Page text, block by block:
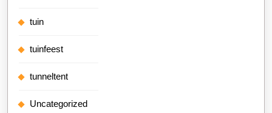
tuin
tuinfeest
tunneltent
Uncategorized